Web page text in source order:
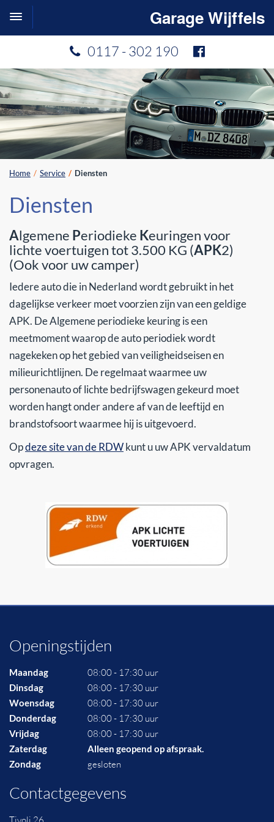
Garage Wijffels
0117 - 302 190
Toggle
navigation
Home Service Diensten
Diensten
Algemene Periodieke Keuringen voor
lichte voertuigen tot 3.500 KG (APK2)
(Ook voor uw camper)
Iedere auto die in Nederland wordt gebruikt in het
dagelijkse verkeer moet voorzien zijn van een geldige
APK. De Algemene periodieke keuring is een
meetmoment waarop de auto periodiek wordt
nagekeken op het gebied van veiligheidseisen en
milieurichtlijnen. De regelmaat waarmee uw
personenauto of lichte bedrijfswagen gekeurd moet
worden hangt onder andere af van de leeftijd en
brandstofsoort waarmee hij is uitgevoerd.
Opdeze site van de RDWkunt u uw APK vervaldatum
opvragen.
Openingstijden
Maandag 08:00 - 17:30 uur
Dinsdag 08:00 - 17:30 uur
Woensdag 08:00 - 17:30 uur
Donderdag 08:00 - 17:30 uur
Vrijdag 08:00 - 17:30 uur
Zaterdag
Alleen geopend op afspraak.
Zondag
gesloten
Contactgegevens